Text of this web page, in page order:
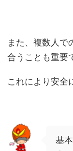
また、複数人で
合うことも重要
これにより安全
基